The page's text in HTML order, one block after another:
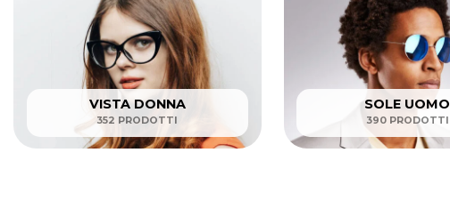
VISTA DONNA
352 PRODOTTI
SOLE UOMO
390 PRODOTTI